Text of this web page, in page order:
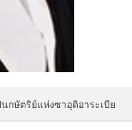
กษัตริย์แห่งซาอุดิอาระเบีย